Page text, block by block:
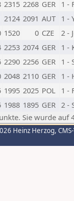
2315 2268 GER 1 -
2124 2091 AUT 1 -
1520 0 CZE
2 -
2253 2074 GER 1 -
2290 2256 GER 1 -
2048 2110 GER 1 -
1995 2025 POL 1 -
1988 1895 GER 2 -
Sie wurde auf
Heinz Herzog,